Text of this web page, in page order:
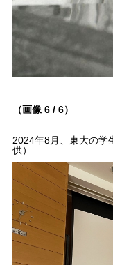
（画像 6 / 6）
2024年8月、東大の学
供）